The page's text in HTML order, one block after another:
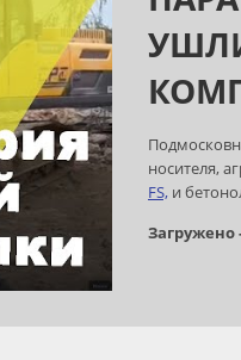
носителя,
FS, и
Загружено